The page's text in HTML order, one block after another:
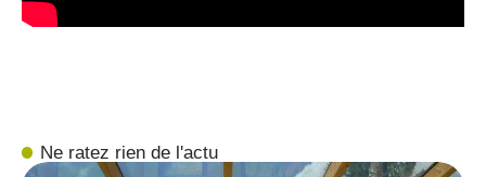
Ne ratez rien de l'actu